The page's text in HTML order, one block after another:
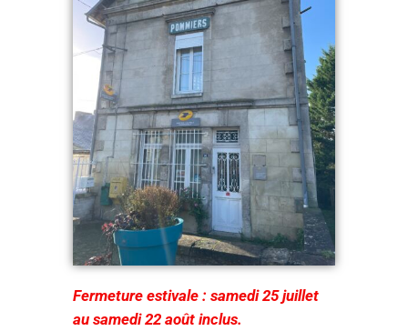
Fermeture estivale : samedi 25 juillet
au samedi 22 août inclus.